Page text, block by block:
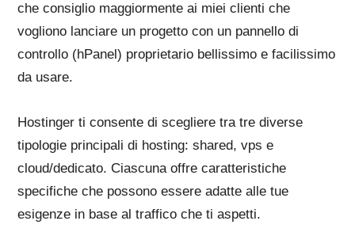
che consiglio maggiormente ai miei clienti che
vogliono lanciare un progetto con un pannello di
controllo (hPanel) proprietario bellissimo e facilissimo
da usare.
Hostinger ti consente di scegliere tra tre diverse
tipologie principali di hosting: shared, vps e
cloud/dedicato. Ciascuna offre caratteristiche
specifiche che possono essere adatte alle tue
esigenze in base al traffico che ti aspetti.